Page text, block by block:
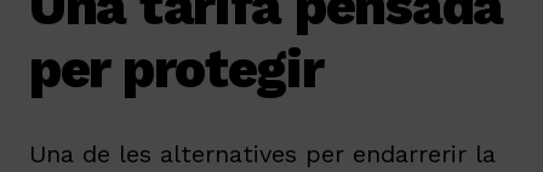
per protegir
Una de les alternatives per endarrerir la